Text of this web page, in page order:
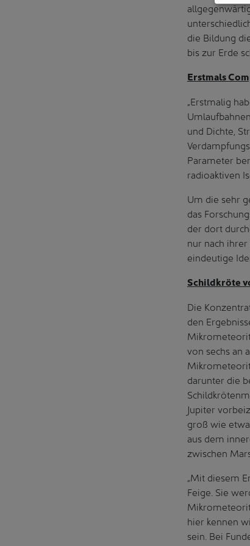
die Bildung
bis zur Erde
Erstmals
„Erstmalig
und Dichte,
Parameter
radioaktiven
Um die sehr
das
der dort
nur nach
eindeutige
Schildkröte
Die
den
von sechs an
darunter die
Jupiter
groß wie
aus dem
zwischen
„Mit diesem
Feige. Sie
hier kennen
sein. Bei